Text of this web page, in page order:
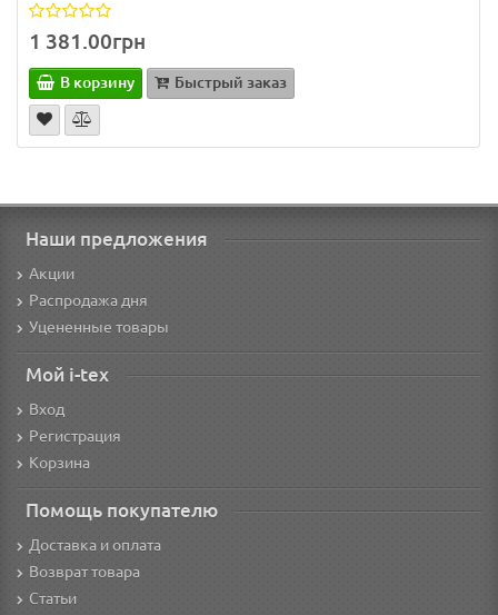
1 381.00грн
В корзину Быстрый заказ
Наши предложения
Акции
Распродажа дня
Уцененные товары
Мой i-tex
Вход
Регистрация
Корзина
Помощь покупателю
Доставка и оплата
Возврат товара
Статьи